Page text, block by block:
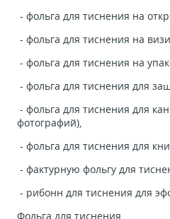
- фольга для тиснения на
- фольга для тиснения на
- фольга для тиснения на
- фольга для тиснения для
- фольга для тиснения для
фотографий),
- фольга для тиснения для
- фактурную фольгу для
- рибонн для тиснения для
Фольга для тиснения